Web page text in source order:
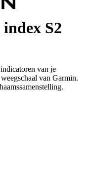
S2
van je
van Garmin.